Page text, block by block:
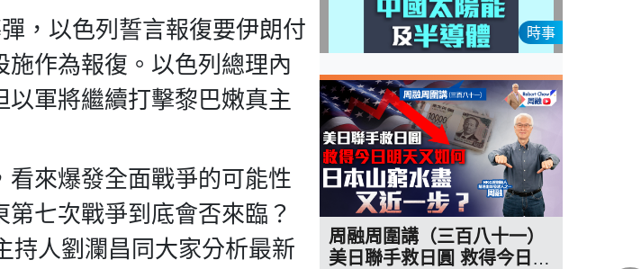
，以色列誓言報復要伊朗付
作為報復。以色列總理內
軍將繼續打擊黎巴嫩真主
來爆發全面戰爭的可能性
七次戰爭到底會否來臨？
持人劉瀾昌同大家分析最新
時事
周融周圍講（三百八十一）
美日聯手救日圓 救得今日明